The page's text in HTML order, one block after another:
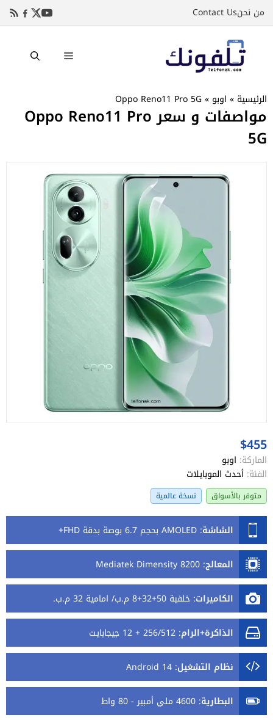
إلىمن نحنContact Us
القائمة
الرئيسية » اوبو »
Oppo Reno11 Pro 5G
مواصفات و سعر Oppo Reno11 Pro
5G
$455
الماركة: اوبو
الفئة: أحدث الموبايلات
متوفر بالأسواق نسخة عالمية
الشاشة: AMOLED بحجم 6.7 بوصة بدقة FHD+
المعالج:
Mediatek Dimensity 8200
الكاميرات: خلفية 50+32+8 م.ب/ امامية 32 م.ب.
الذاكرة+الرام: 256/512 + 12 جيجابايت
نظام التشغيل:
Android 14
البطارية: 4600 ملي أمبير - 80 واط